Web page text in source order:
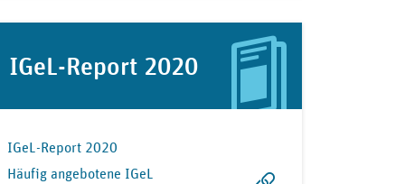
IGeL-Report 2020
IGeL-Report 2020
Häufig angebotene IGeL